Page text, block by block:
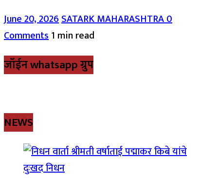
June 20, 2026SATARK MAHARASHTRA0
Comments1 min read
जॉईन whatsapp ग्रुप
NEWS